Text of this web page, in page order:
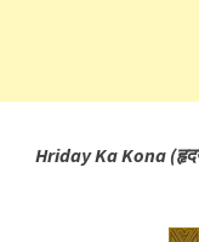
Hriday Ka Kona